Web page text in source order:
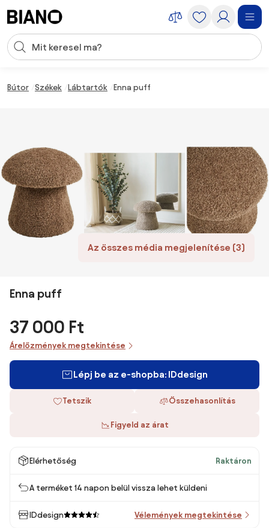
Keresési bevitel
Bútor Székek Lábtartók Enna puff
Az összes média megjelenítése (3)
Enna puff
37 000 Ft
Árelőzmények megtekintése
Lépj be az e-shopba: IDdesign
Tetszik Összehasonlítás
Figyeld az árat
Elérhetőség Raktáron
A terméket 14 napon belül vissza lehet küldeni
IDdesign Vélemények megtekintése